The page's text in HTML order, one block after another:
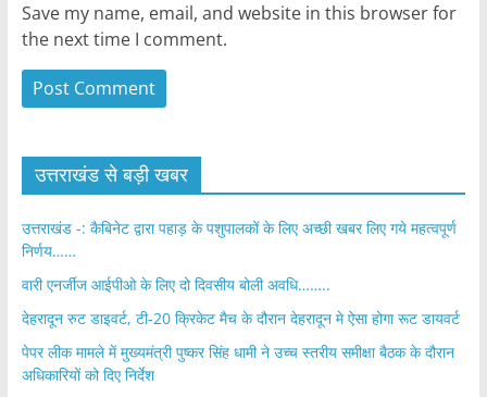
Save my name, email, and website in this browser for
the next time I comment.
उत्तराखंड से बड़ी खबर
उत्तराखंड -: कैबिनेट द्वारा पहाड़ के पशुपालकों के लिए अच्छी खबर लिए गये महत्वपूर्ण
निर्णय……
वारी एनर्जीज आईपीओ के लिए दो दिवसीय बोली अवधि……..
देहरादून रुट डाइवर्ट, टी-20 क्रिकेट मैच के दौरान देहरादून मे ऐसा होगा रूट डायवर्ट
पेपर लीक मामले में मुख्यमंत्री पुष्कर सिंह धामी ने उच्च स्तरीय समीक्षा बैठक के दौरान
अधिकारियों को दिए निर्देश